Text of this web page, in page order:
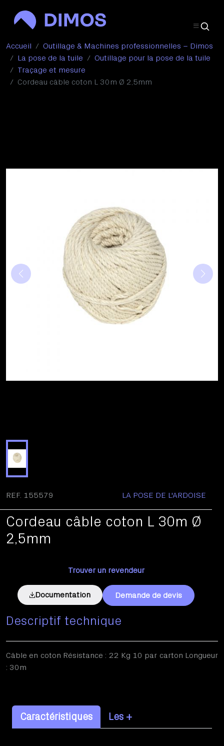
Accueil
Outillage & Machines professionnelles – Dimos
La pose de la tuile
Outillage pour la pose de la tuile
Traçage et mesure
Cordeau câble coton L 30m Ø 2,5mm
REF. 155579 LA POSE DE L'ARDOISE
Cordeau câble coton L 30m Ø
2,5mm
Trouver un revendeur
Documentation Demande de devis
Descriptif technique
Câble en coton Résistance : 22 Kg 10 par carton Longueur
: 30m
Caractéristiques Les +